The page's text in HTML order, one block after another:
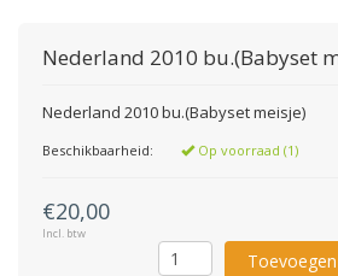
Nederland 2010 bu.(Babyset
Nederland 2010 bu.(Babyset meisje)
Beschikbaarheid: Op voorraad (1)
€20,00
Incl. btw